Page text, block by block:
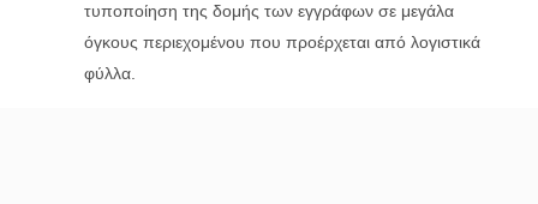
τυποποίηση της δομής των εγγράφων σε μεγάλα
όγκους περιεχομένου που προέρχεται από λογιστικά
φύλλα.